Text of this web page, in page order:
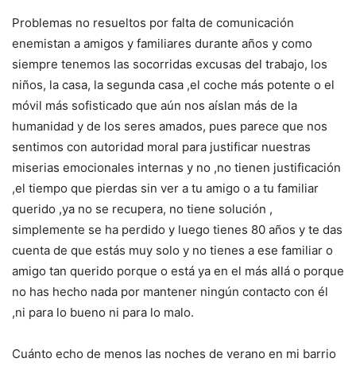
Problemas no resueltos por falta de comunicación
enemistan a amigos y familiares durante años y como
siempre tenemos las socorridas excusas del trabajo, los
niños, la casa, la segunda casa ,el coche más potente o el
móvil más sofisticado que aún nos aíslan más de la
humanidad y de los seres amados, pues parece que nos
sentimos con autoridad moral para justificar nuestras
miserias emocionales internas y no ,no tienen justificación
,el tiempo que pierdas sin ver a tu amigo o a tu familiar
querido ,ya no se recupera, no tiene solución ,
simplemente se ha perdido y luego tienes 80 años y te das
cuenta de que estás muy solo y no tienes a ese familiar o
amigo tan querido porque o está ya en el más allá o porque
no has hecho nada por mantener ningún contacto con él
,ni para lo bueno ni para lo malo.
Cuánto echo de menos las noches de verano en mi barrio